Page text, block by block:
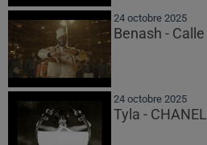
24 octobre 2025
Benash - Calle
24 octobre 2025
Tyla - CHANEL